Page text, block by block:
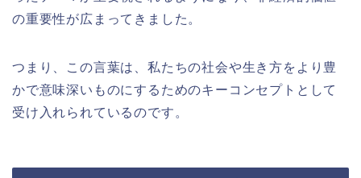
の重要性が広まってきました。
つまり、この言葉は、私たちの社会や生き方をより豊
かで意味深いものにするためのキーコンセプトとして
受け入れられているのです。